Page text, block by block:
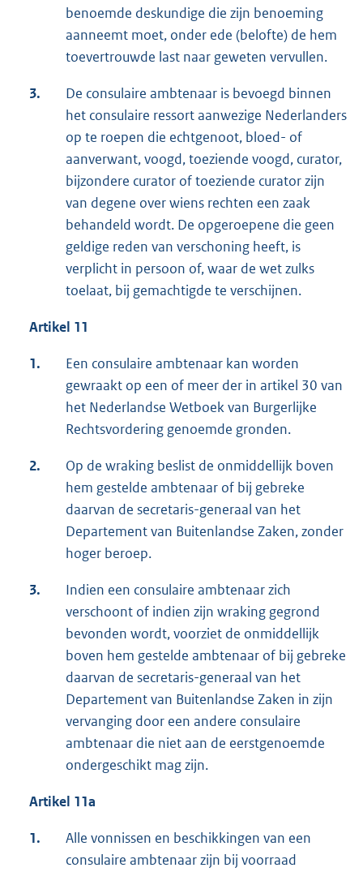
benoemde deskundige die zijn benoeming
aanneemt moet, onder ede (belofte) de hem
toevertrouwde last naar geweten vervullen.
3.
De consulaire ambtenaar is bevoegd binnen
het consulaire ressort aanwezige Nederlanders
op te roepen die echtgenoot, bloed- of
aanverwant, voogd, toeziende voogd, curator,
bijzondere curator of toeziende curator zijn
van degene over wiens rechten een zaak
behandeld wordt. De opgeroepene die geen
geldige reden van verschoning heeft, is
verplicht in persoon of, waar de wet zulks
toelaat, bij gemachtigde te verschijnen.
Artikel 11
1.
Een consulaire ambtenaar kan worden
gewraakt op een of meer der in artikel 30 van
het Nederlandse Wetboek van Burgerlijke
Rechtsvordering genoemde gronden.
2.
Op de wraking beslist de onmiddellijk boven
hem gestelde ambtenaar of bij gebreke
daarvan de secretaris-generaal van het
Departement van Buitenlandse Zaken, zonder
hoger beroep.
3.
Indien een consulaire ambtenaar zich
verschoont of indien zijn wraking gegrond
bevonden wordt, voorziet de onmiddellijk
boven hem gestelde ambtenaar of bij gebreke
daarvan de secretaris-generaal van het
Departement van Buitenlandse Zaken in zijn
vervanging door een andere consulaire
ambtenaar die niet aan de eerstgenoemde
ondergeschikt mag zijn.
Artikel 11a
1.
Alle vonnissen en beschikkingen van een
consulaire ambtenaar zijn bij voorraad